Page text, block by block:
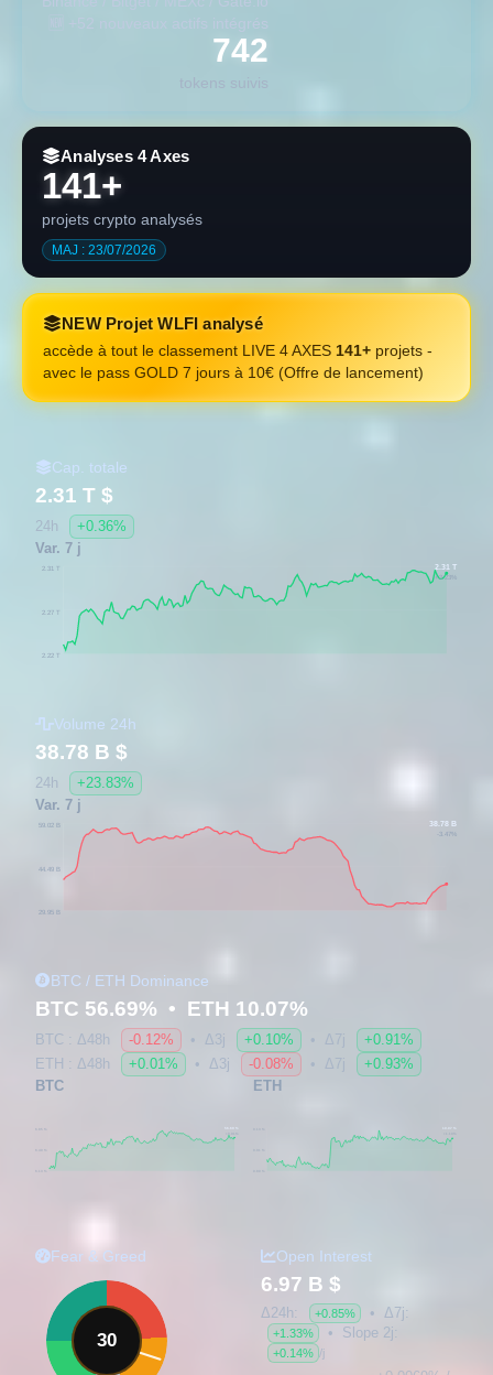
spark
⇒
CoinGecko
742
tokens suivis
Analyses 4 Axes
141+
projets crypto analysés
MAJ : 23/07/2026
NEW Projet WLFI analysé
accède à tout le classement LIVE 4 AXES 141+ projets -
avec le pass GOLD 7 jours à 10€ (Offre de lancement)
Cap. totale
2.31 T $
24h
+0.36%
Var. 7 j
2.31 T
2.27 T
2.22 T
2.31 T
+3.23%
Volume 24h
38.78 B $
24h
+23.83%
Var. 7 j
59.02 B
44.49 B
29.95 B
38.78 B
-3.47%
BTC / ETH Dominance
BTC 56.69% • ETH 10.07%
BTC : Δ48h -0.12% • Δ3j +0.10% • Δ7j
+0.91%
ETH : Δ48h
+0.01% • Δ3j -0.08% • Δ7j
+0.93%
BTC
56.85 %
56.49 %
56.13 %
56.69 %
ETH
10.07 %
Fear & Greed
30
Open Interest
6.97 B $
Δ24h: +0.85% • Δ7j:
+1.33% • Slope 2j:
+0.14% /j